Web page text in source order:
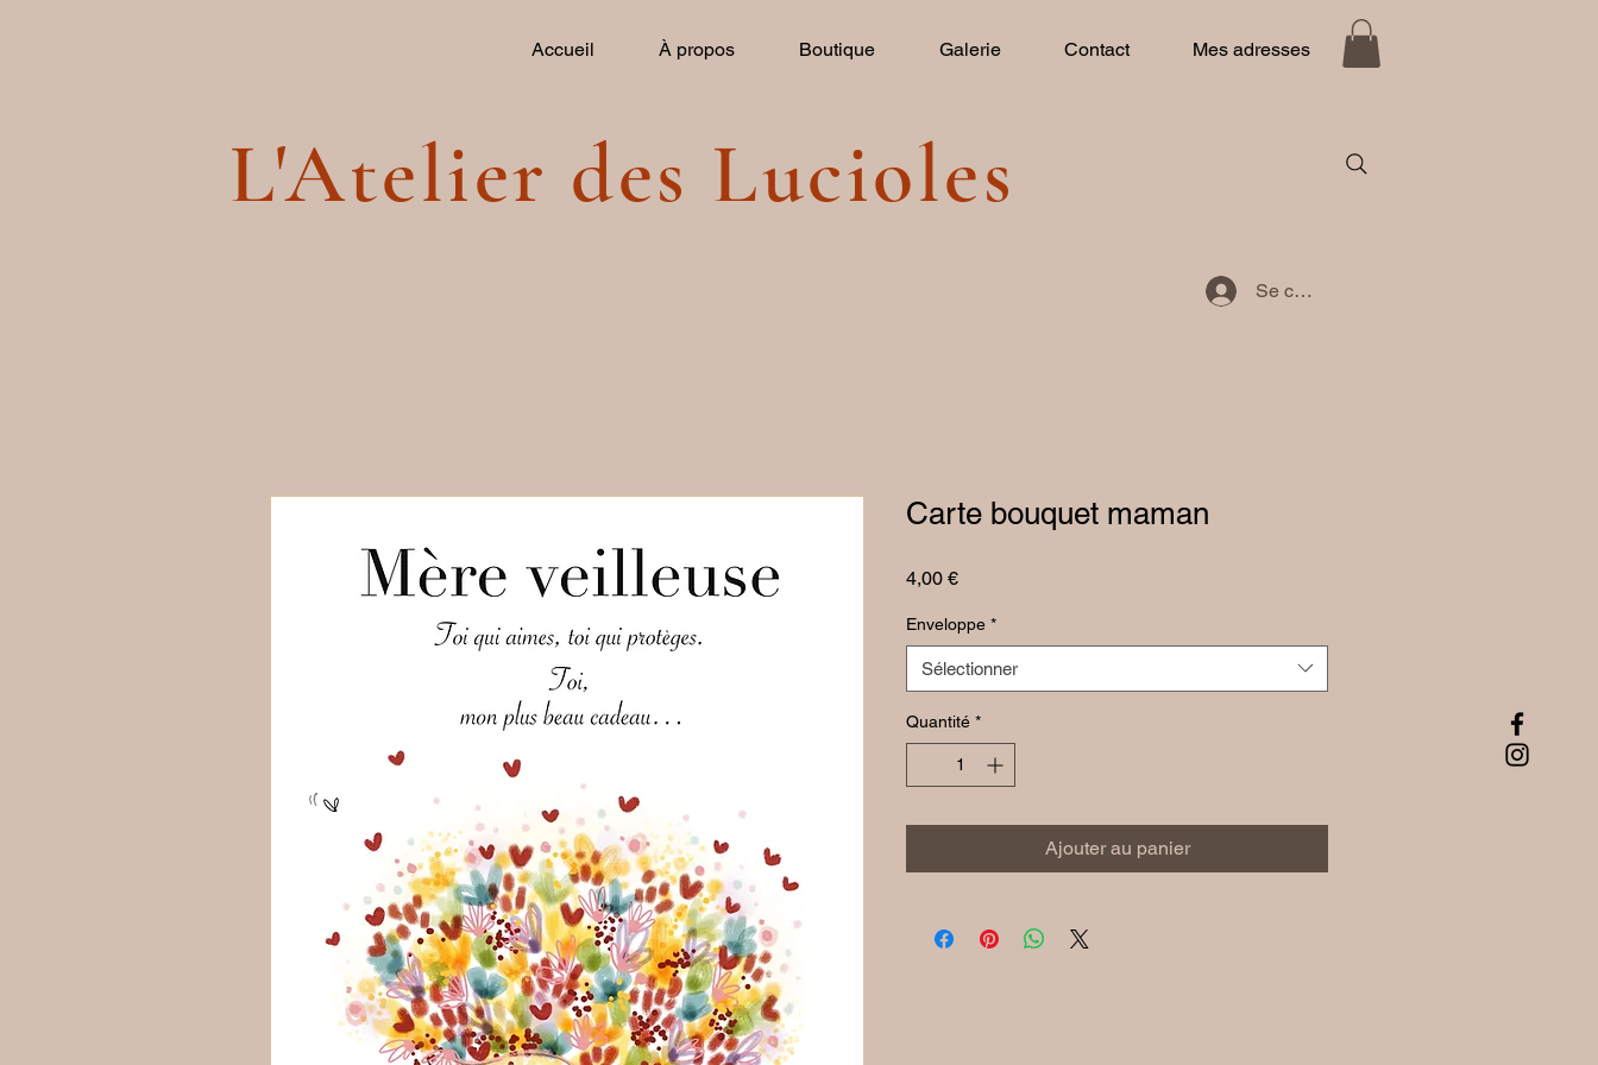
Accueil À propos Boutique Galerie Contact Mes adresses
L'Atelier des Lucioles
Se connecter
Carte bouquet maman
4,00 €Prix
Enveloppe *
Sélectionner
Quantité *
Ajouter au panier